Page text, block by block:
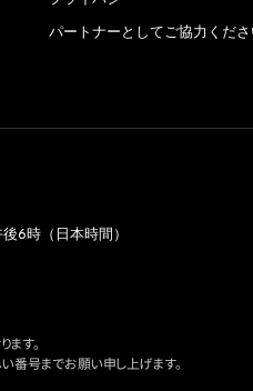
パートナーとしてご協力くださ
6時（日本時間）
す。
番号までお願い申し上げます。